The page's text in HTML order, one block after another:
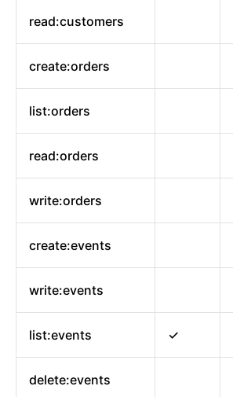
read:customers
create:orders
list:orders
read:orders
write:orders
create:events
write:events
list:events ✓
delete:events